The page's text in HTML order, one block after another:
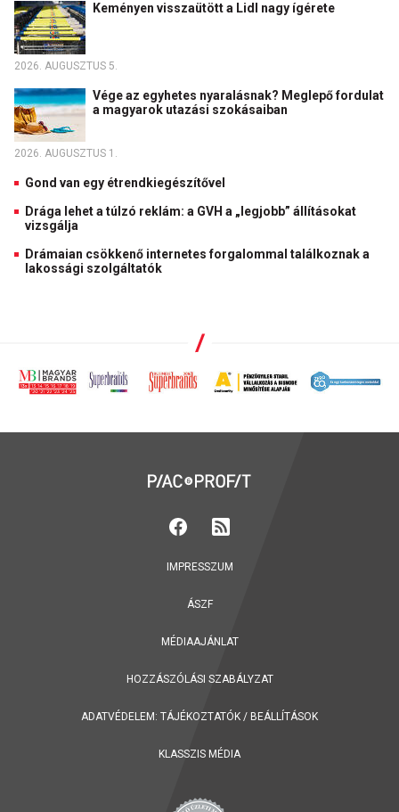
Keményen visszaütött a Lidl nagy ígérete
2026. AUGUSZTUS 5.
Vége az egyhetes nyaralásnak? Meglepő fordulat
a magyarok utazási szokásaiban
2026. AUGUSZTUS 1.
Gond van egy étrendkiegészítővel
Drága lehet a túlzó reklám: a GVH a „legjobb” állításokat
vizsgálja
Drámaian csökkenő internetes forgalommal találkoznak a
lakossági szolgáltatók
IMPRESSZUM
ÁSZF
MÉDIAAJÁNLAT
HOZZÁSZÓLÁSI SZABÁLYZAT
ADATVÉDELEM: TÁJÉKOZTATÓK / BEÁLLÍTÁSOK
KLASSZIS MÉDIA